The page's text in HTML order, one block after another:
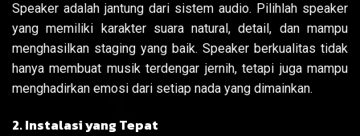
Speaker adalah jantung dari sistem audio. Pilihlah speaker
yang memiliki karakter suara natural, detail, dan mampu
menghasilkan staging yang baik. Speaker berkualitas tidak
hanya membuat musik terdengar jernih, tetapi juga mampu
menghadirkan emosi dari setiap nada yang dimainkan.
2. Instalasi yang Tepat